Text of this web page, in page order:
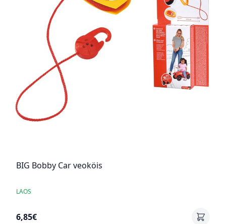
BIG Bobby Car veoköis
LAOS
6,85€